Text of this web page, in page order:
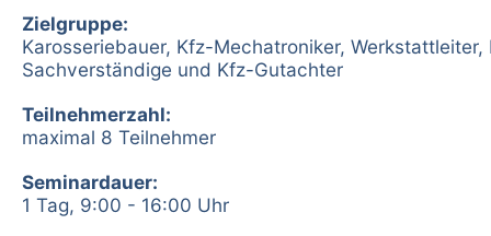
Zielgruppe:
Karosseriebauer, Kfz-Mechatroniker, Werkstattleiter,
Sachverständige und Kfz-Gutachter
Teilnehmerzahl:
maximal 8 Teilnehmer
Seminardauer:
1 Tag, 9:00 - 16:00 Uhr